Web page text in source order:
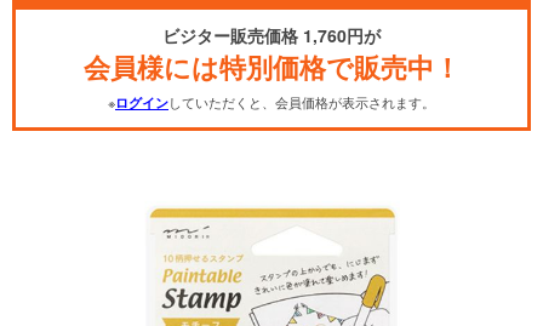
ビジター販売価格 1,760円が
会員様には特別価格で販売中！
※ログインしていただくと、会員価格が表示されます。